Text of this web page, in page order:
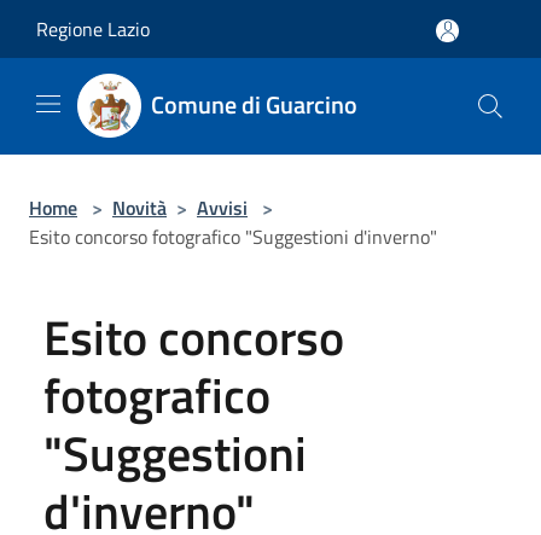
Regione Lazio
Comune di Guarcino
Home > Novità > Avvisi >
Esito concorso fotografico "Suggestioni d'inverno"
Esito concorso
fotografico
"Suggestioni
d'inverno"